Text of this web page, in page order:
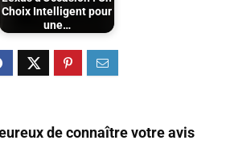
Choix Intelligent pour
une…
de connaître votre avis